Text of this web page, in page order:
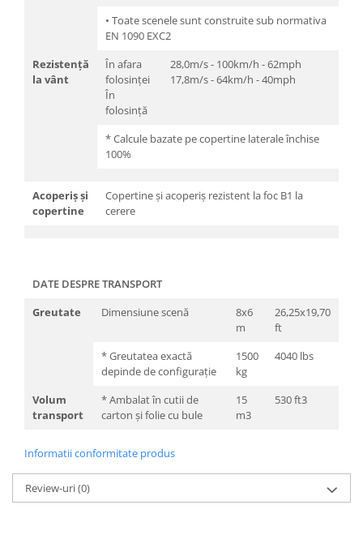
• Toate scenele sunt construite sub normativa
EN 1090 EXC2
Rezistență
la vânt
În afara
folosinței
În
folosință
28,0m/s - 100km/h - 62mph
17,8m/s - 64km/h - 40mph
* Calcule bazate pe copertine laterale închise
100%
Acoperiș și
copertine
Copertine și acoperiș rezistent la foc B1 la
cerere
DATE DESPRE TRANSPORT
Greutate
Dimensiune scenă
8x6
m
26,25x19,70
ft
* Greutatea exactă
depinde de configurație
1500
kg
4040 lbs
Volum
transport
* Ambalat în cutii de
carton și folie cu bule
15
m3
530 ft3
Informatii conformitate produs
Review-uri(0)